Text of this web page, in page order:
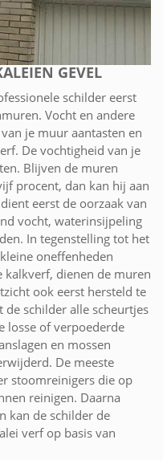
GEVEL
schilder eerst
Vocht en andere
je muur aantasten en
De vochtigheid van je
Blijven de muren
procent, dan kan hij aan
eerst de oorzaak van
vocht, waterinsijpeling
In tegenstelling tot het
oneffenheden
dienen de muren
ook eerst hersteld te
schilder alle scheurtjes
losse of verpoederde
en mossen
De meeste
stoomreinigers die op
reinigen. Daarna
kan de schilder de
verf op basis van